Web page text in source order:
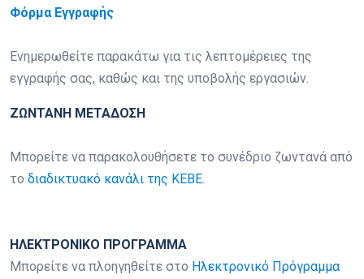
Φόρμα Εγγραφής
Ενημερωθείτε παρακάτω για τις λεπτομέρειες της
εγγραφής σας, καθώς και της υποβολής εργασιών.
ΖΩΝΤΑΝΗ ΜΕΤΑΔΟΣΗ
Μπορείτε να παρακολουθήσετε το συνέδριο ζωντανά από
το διαδικτυακό κανάλι της ΚΕΒΕ
ΗΛΕΚΤΡΟΝΙΚΟ ΠΡΟΓΡΑΜΜΑ
Μπορείτε να πλοηγηθείτε στο Ηλεκτρονικό Πρόγραμμα